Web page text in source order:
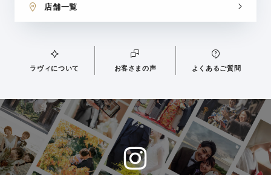
店舗一覧
ラヴィについて お客さまの声 よくあるご質問